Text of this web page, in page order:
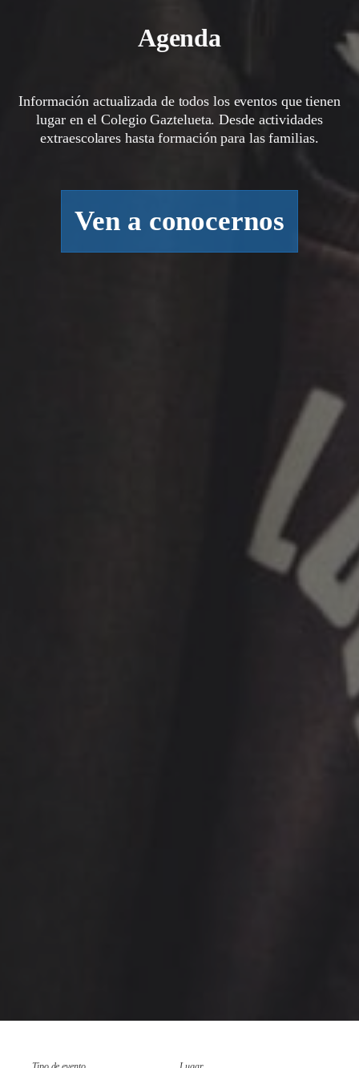
Agenda
Información actualizada de todos los eventos que tienen
lugar en el Colegio Gaztelueta. Desde actividades
extraescolares hasta formación para las familias.
Ven a conocernos